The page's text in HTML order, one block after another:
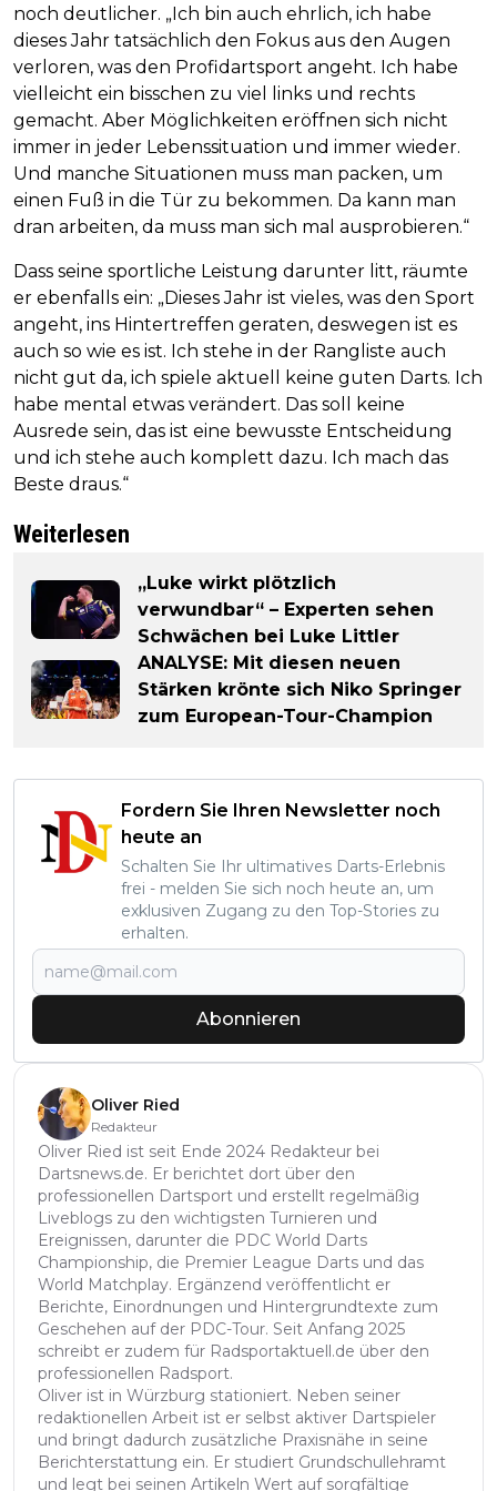
noch deutlicher. „Ich bin auch ehrlich, ich habe
dieses Jahr tatsächlich den Fokus aus den Augen
verloren, was den Profidartsport angeht. Ich habe
vielleicht ein bisschen zu viel links und rechts
gemacht. Aber Möglichkeiten eröffnen sich nicht
immer in jeder Lebenssituation und immer wieder.
Und manche Situationen muss man packen, um
einen Fuß in die Tür zu bekommen. Da kann man
dran arbeiten, da muss man sich mal ausprobieren.“
Dass seine sportliche Leistung darunter litt, räumte
er ebenfalls ein: „Dieses Jahr ist vieles, was den Sport
angeht, ins Hintertreffen geraten, deswegen ist es
auch so wie es ist. Ich stehe in der Rangliste auch
nicht gut da, ich spiele aktuell keine guten Darts. Ich
habe mental etwas verändert. Das soll keine
Ausrede sein, das ist eine bewusste Entscheidung
und ich stehe auch komplett dazu. Ich mach das
Beste draus.“
Weiterlesen
„Luke wirkt plötzlich
verwundbar“ – Experten sehen
Schwächen bei Luke Littler
ANALYSE: Mit diesen neuen
Stärken krönte sich Niko Springer
zum European-Tour-Champion
Fordern Sie Ihren Newsletter noch
heute an
Schalten Sie Ihr ultimatives Darts-Erlebnis
frei - melden Sie sich noch heute an, um
exklusiven Zugang zu den Top-Stories zu
erhalten.
Abonnieren
Oliver Ried
Redakteur
Oliver Ried ist seit Ende 2024 Redakteur bei
Dartsnews.de. Er berichtet dort über den
professionellen Dartsport und erstellt regelmäßig
Liveblogs zu den wichtigsten Turnieren und
Ereignissen, darunter die PDC World Darts
Championship, die Premier League Darts und das
World Matchplay. Ergänzend veröffentlicht er
Berichte, Einordnungen und Hintergrundtexte zum
Geschehen auf der PDC-Tour. Seit Anfang 2025
schreibt er zudem für Radsportaktuell.de über den
professionellen Radsport.
Oliver ist in Würzburg stationiert. Neben seiner
redaktionellen Arbeit ist er selbst aktiver Dartspieler
und bringt dadurch zusätzliche Praxisnähe in seine
Berichterstattung ein. Er studiert Grundschullehramt
und legt bei seinen Artikeln Wert auf sorgfältige